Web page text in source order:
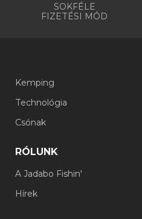
SOKFÉLE
FIZETÉSI MÓD
Kemping
Technológia
Csónak
RÓLUNK
A Jadabo Fishin'
Hírek